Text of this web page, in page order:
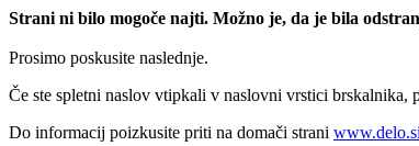
Strani ni bilo mogoče najti. Možno je, da je bila
Prosimo poskusite naslednje.
Če ste spletni naslov vtipkali v naslovni vrstici brskalnika,
Do informacij poizkusite priti na domači strani www.delo.si